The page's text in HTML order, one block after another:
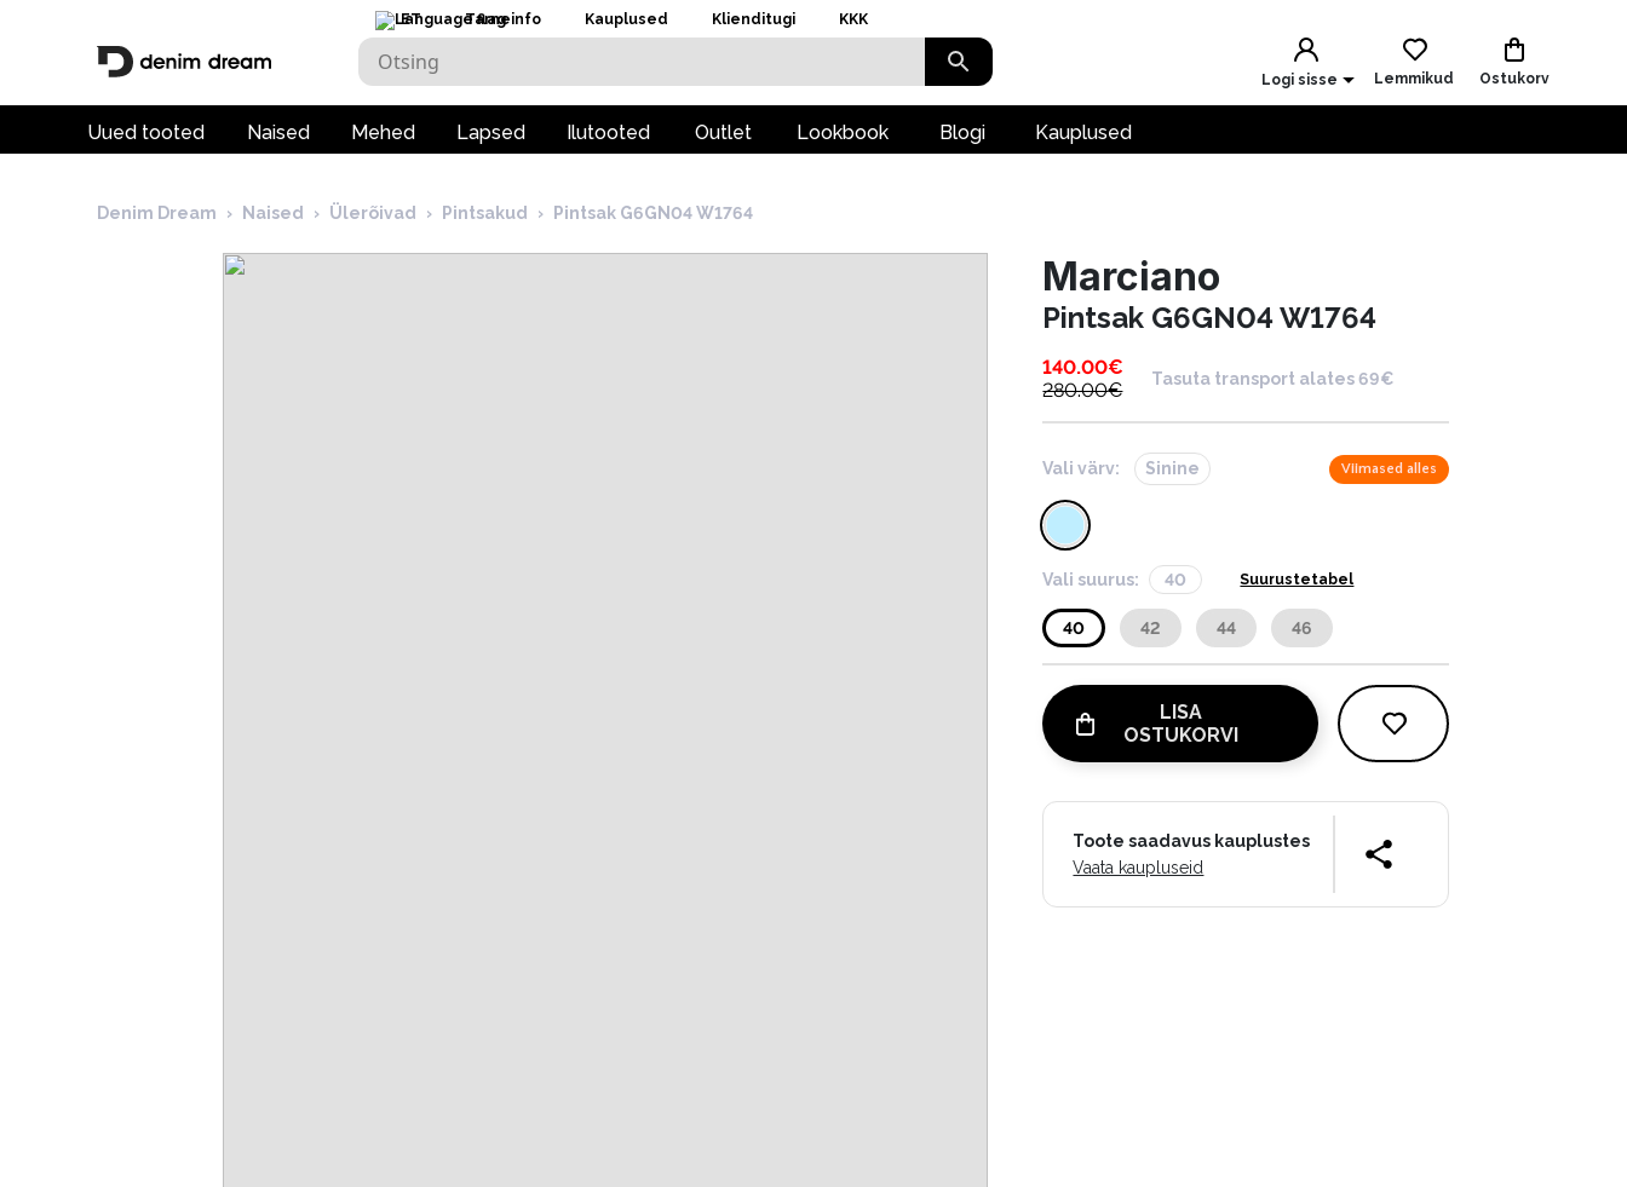
ET Tarneinfo Kauplused Klienditugi KKK
Logi sisse Lemmikud Ostukorv
Uued tooted Naised Mehed Lapsed Ilutooted Outlet Lookbook Blogi Kauplused
Denim Dream › Naised › Ülerõivad › Pintsakud › Pintsak G6GN04 W1764
Marciano
Pintsak G6GN04 W1764
140.00€
280.00€
Tasuta transport alates 69€
Vali värv: Sinine Viimased alles
Vali suurus: 40 Suurustetabel
40 42 44 46
LISA
OSTUKORVI
Toote saadavus kauplustes
Vaata kaupluseid